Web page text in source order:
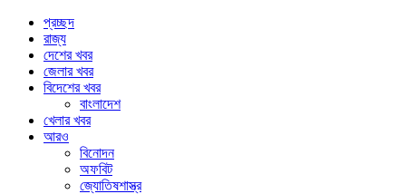
প্রচ্ছদ
রাজ্য
দেশের খবর
জেলার খবর
বিদেশের খবর
বাংলাদেশ
খেলার খবর
আরও
বিনোদন
অফবিট
জ্যোতিষশাস্ত্র